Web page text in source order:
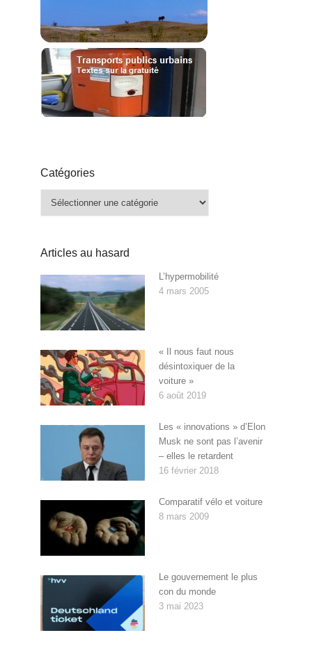
Catégories
Articles au hasard
L’hypermobilité
4 mars 2005
« Il nous faut nous
désintoxiquer de la
voiture »
6 août 2019
Les « innovations » d’Elon
Musk ne sont pas l’avenir
– elles le retardent
16 février 2018
Comparatif vélo et voiture
8 mars 2009
Le gouvernement le plus
con du monde
3 mai 2023